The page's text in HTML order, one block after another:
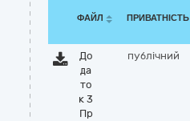
ФАЙЛ ПРИВАТНІСТЬ
До
да
то
к 3
Пр
публічний